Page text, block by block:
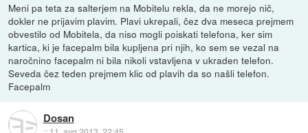
Meni pa teta za salterjem na Mobitelu rekla, da ne morejo nič,
dokler ne prijavim plavim. Plavi ukrepali, čez dva meseca prejmem
obvestilo od Mobitela, da niso mogli poiskati telefona, ker sim
kartica, ki je facepalm bila kupljena pri njih, ko sem se vezal na
naročnino facepalm ni bila nikoli vstavljena v ukraden telefon.
Seveda čez teden prejmem klic od plavih da so našli telefon.
Facepalm
Dosan